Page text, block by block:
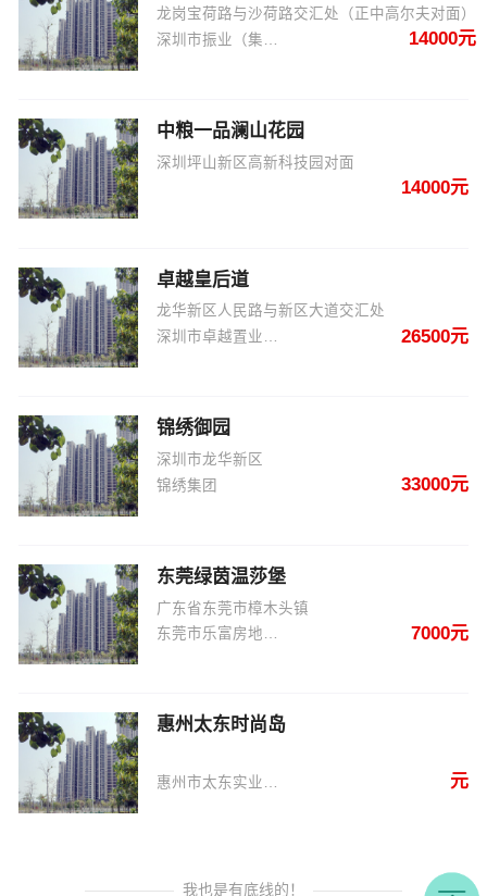
龙岗宝荷路与沙荷路交汇处（正中高尔夫对面）
14000元
中粮一品澜山花园
深圳坪山新区高新科技园对面
14000元
卓越皇后道
龙华新区人民路与新区大道交汇处
深圳市卓越置业集团有限公司
26500元
锦绣御园
深圳市龙华新区
锦绣集团
33000元
东莞绿茵温莎堡
广东省东莞市樟木头镇
东莞市乐富房地产开发有限公司、东莞市樟木头房地
7000元
惠州太东时尚岛
元
我也是有底线的！